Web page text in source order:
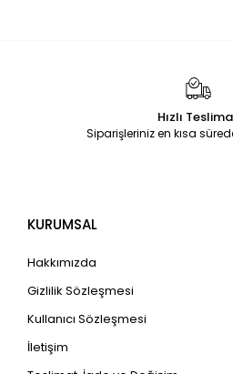
Hızlı
Siparişleriniz en kısa
KURUMSAL
Hakkımızda
Gizlilik Sözleşmesi
Kullanıcı Sözleşmesi
İletişim